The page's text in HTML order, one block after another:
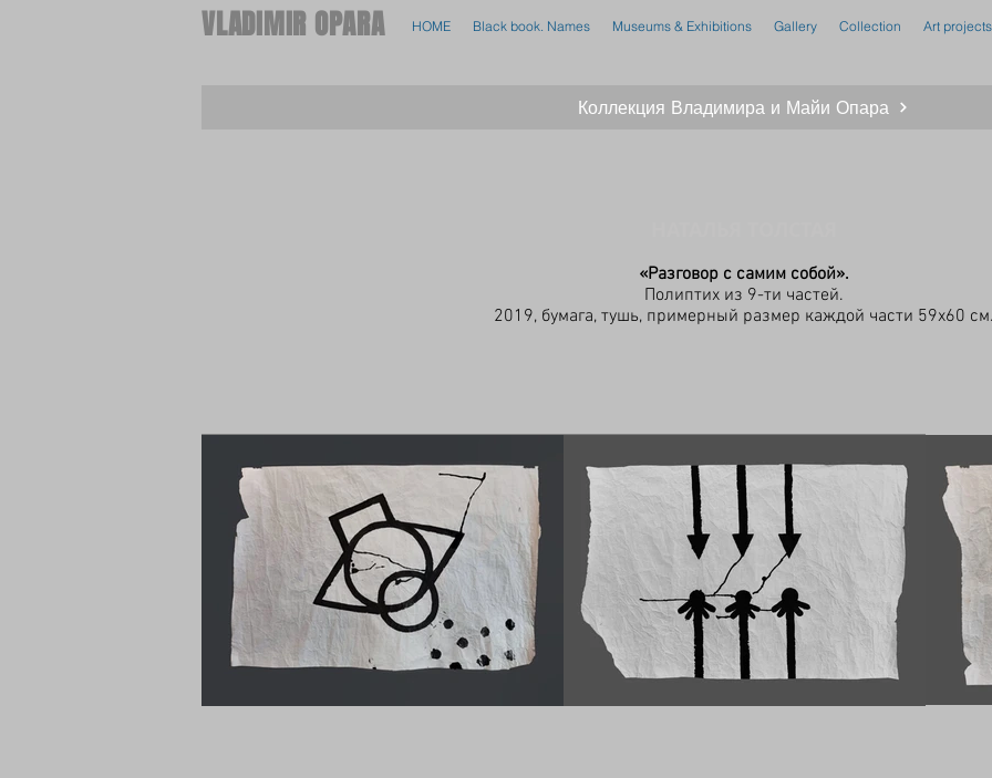
VLADIMIR OPARA HOME Black book. Names Museums & Exhibitions Gallery Collection Art projects
Коллекция Владимира и Майи Опара
«Разговор с самим собой».
Полиптих из 9-ти частей.
2019, бумага, тушь, примерный размер каждой части 59х60 см.